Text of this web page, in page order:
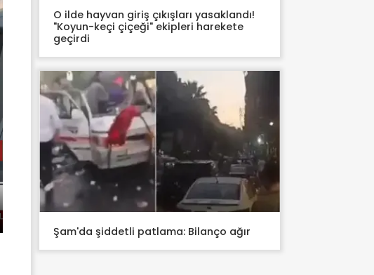
O ilde hayvan giriş çıkışları yasaklandı!
"Koyun-keçi çiçeği" ekipleri harekete
geçirdi
Şam'da şiddetli patlama: Bilanço ağır